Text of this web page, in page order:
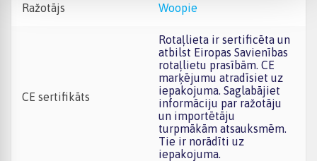
Ražotājs Woopie
CE sertifikāts
Rotaļlieta ir sertificēta un
atbilst Eiropas Savienības
rotaļlietu prasībām. CE
marķējumu atradīsiet uz
iepakojuma. Saglabājiet
informāciju par ražotāju
un importētāju
turpmākām atsauksmēm.
Tie ir norādīti uz
iepakojuma.